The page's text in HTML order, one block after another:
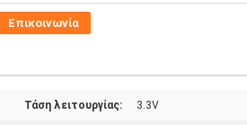
Επικοινωνία
Τάση λειτουργίας: 3.3V